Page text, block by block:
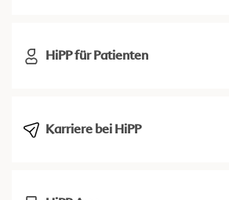
HiPP für Patienten
Karriere bei HiPP